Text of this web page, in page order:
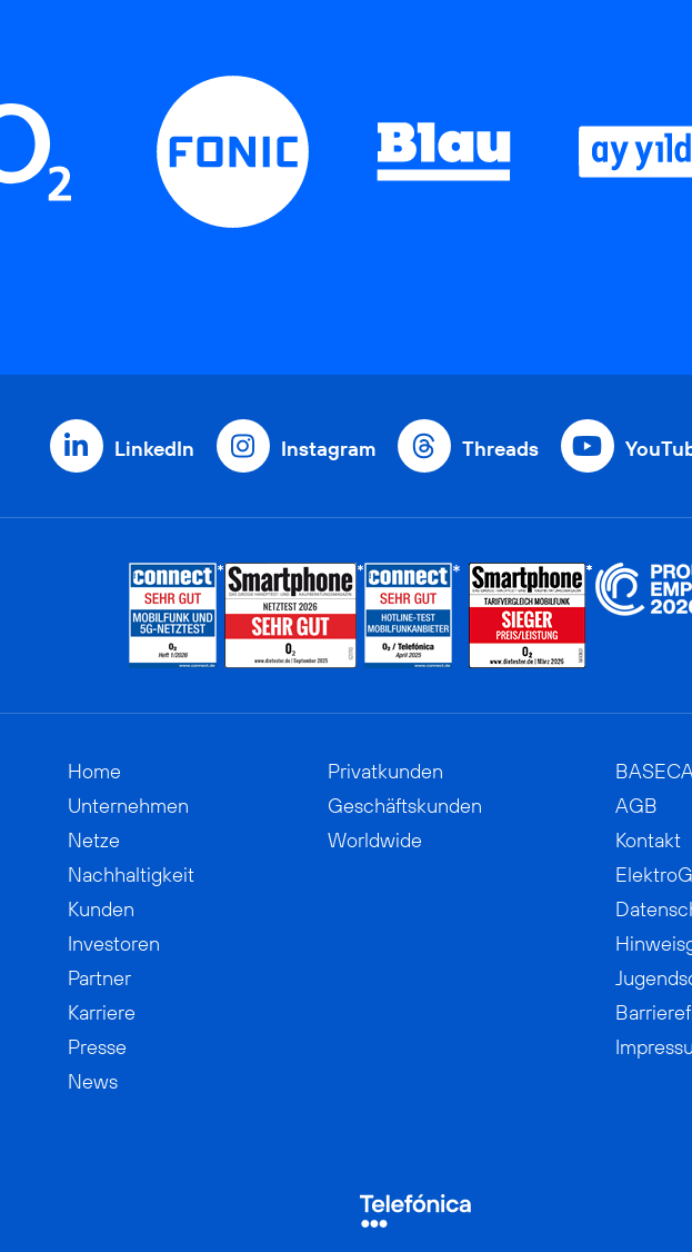
LinkedIn Instagram Threads
Home
Unternehmen
Netze
Nachhaltigkeit
Kunden
Investoren
Partner
Karriere
Presse
News
Privatkunden
Geschäftskunden
Worldwide
AGB
Kontakt